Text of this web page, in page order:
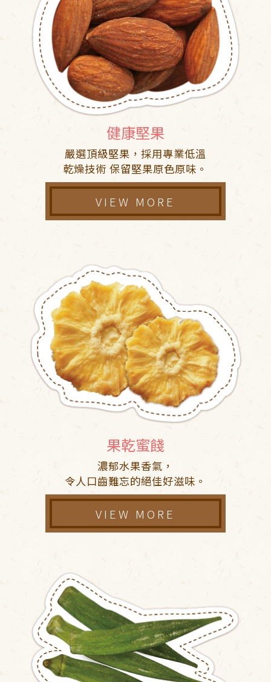
健康堅果
嚴選頂級堅果，採用專業低溫
乾燥技術 保留堅果原色原味。
VIEW MORE
果乾蜜餞
濃郁水果香氣，
令人口齒難忘的絕佳好滋味。
VIEW MORE